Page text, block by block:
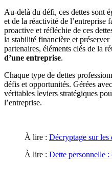
Au-delà du défi, ces dettes sont
et de la réactivité de l’entreprise
proactive et réfléchie de ces
la stabilité financière et
partenaires, éléments clés de la
d’une entreprise.
Chaque type de dettes
défis et opportunités. Gérées
véritables leviers stratégiques
l’entreprise.
À lire : Décryptage sur les
À lire : Dette personnelle :